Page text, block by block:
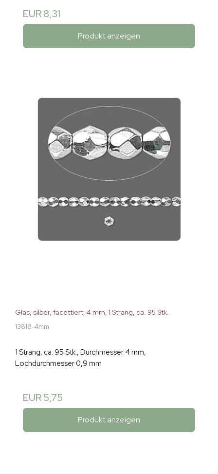
EUR 8,31
Produkt anzeigen
Glas, silber, facettiert, 4 mm, 1 Strang, ca. 95 Stk.
13818-4mm
1 Strang, ca. 95 Stk., Durchmesser 4 mm,
Lochdurchmesser 0,9 mm
EUR 5,75
Produkt anzeigen